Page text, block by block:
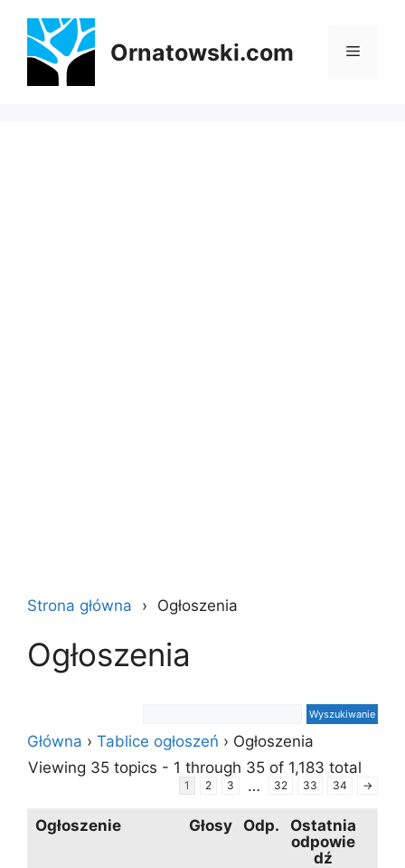
treści
Ornatowski.com Menu
Strona główna Ogłoszenia
Ogłoszenia
Główna › Tablice ogłoszeń › Ogłoszenia
Viewing 35 topics - 1 through 35 of 1,183 total
1 2 3 … 32 33 34 →
Ogłoszenie Głosy Odp.
Ostatnia
odpowie
dź